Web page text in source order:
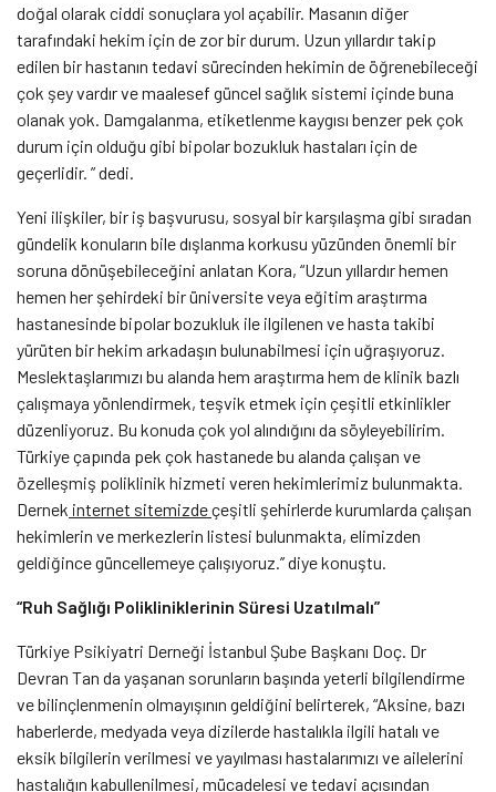
doğal olarak ciddi sonuçlara yol açabilir. Masanın diğer
tarafındaki hekim için de zor bir durum. Uzun yıllardır takip
edilen bir hastanın tedavi sürecinden hekimin de öğrenebileceği
çok şey vardır ve maalesef güncel sağlık sistemi içinde buna
olanak yok. Damgalanma, etiketlenme kaygısı benzer pek çok
durum için olduğu gibi bipolar bozukluk hastaları için de
geçerlidir. ” dedi.
Yeni ilişkiler, bir iş başvurusu, sosyal bir karşılaşma gibi sıradan
gündelik konuların bile dışlanma korkusu yüzünden önemli bir
soruna dönüşebileceğini anlatan Kora, “Uzun yıllardır hemen
hemen her şehirdeki bir üniversite veya eğitim araştırma
hastanesinde bipolar bozukluk ile ilgilenen ve hasta takibi
yürüten bir hekim arkadaşın bulunabilmesi için uğraşıyoruz.
Meslektaşlarımızı bu alanda hem araştırma hem de klinik bazlı
çalışmaya yönlendirmek, teşvik etmek için çeşitli etkinlikler
düzenliyoruz. Bu konuda çok yol alındığını da söyleyebilirim.
Türkiye çapında pek çok hastanede bu alanda çalışan ve
özelleşmiş poliklinik hizmeti veren hekimlerimiz bulunmakta.
Dernek internet sitemizdeçeşitli şehirlerde kurumlarda çalışan
hekimlerin ve merkezlerin listesi bulunmakta, elimizden
geldiğince güncellemeye çalışıyoruz.’’ diye konuştu.
“Ruh Sağlığı Polikliniklerinin Süresi Uzatılmalı”
Türkiye Psikiyatri Derneği İstanbul Şube Başkanı Doç. Dr
Devran Tan da yaşanan sorunların başında yeterli bilgilendirme
ve bilinçlenmenin olmayışının geldiğini belirterek, “Aksine, bazı
haberlerde, medyada veya dizilerde hastalıkla ilgili hatalı ve
eksik bilgilerin verilmesi ve yayılması hastalarımızı ve ailelerini
hastalığın kabullenilmesi, mücadelesi ve tedavi açısından